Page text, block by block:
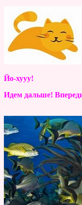
Йо-хууу!
Идем дальше!